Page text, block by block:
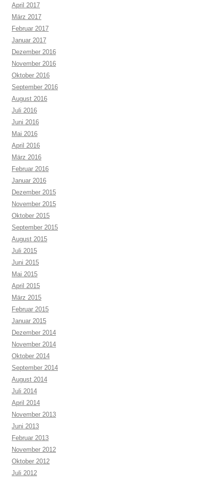
April 2017
März 2017
Februar 2017
Januar 2017
Dezember 2016
November 2016
Oktober 2016
September 2016
August 2016
Juli 2016
Juni 2016
Mai 2016
April 2016
März 2016
Februar 2016
Januar 2016
Dezember 2015
November 2015
Oktober 2015
September 2015
August 2015
Juli 2015
Juni 2015
Mai 2015
April 2015
März 2015
Februar 2015
Januar 2015
Dezember 2014
November 2014
Oktober 2014
September 2014
August 2014
Juli 2014
April 2014
November 2013
Juni 2013
Februar 2013
November 2012
Oktober 2012
Juli 2012